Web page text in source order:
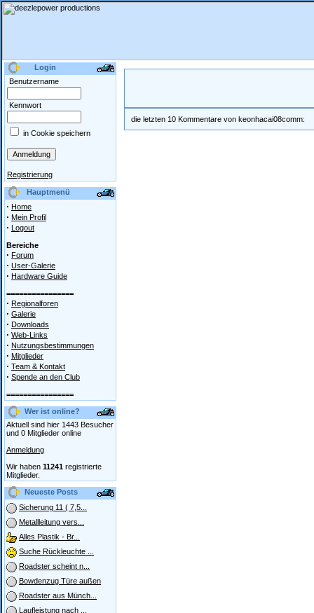
Login
Benutzername
Kennwort
in Cookie speichern
Registrierung
Hauptmenü
· Home
· Mein Profil
· Logout
Bereiche
· Forum
· User-Galerie
· Hardware Guide
================
· Regionalforen
· Galerie
· Downloads
· Web-Links
· Nutzungsbestimmungen
· Mitglieder
· Team & Kontakt
· Spende an den Club
================
Wer ist online?
Aktuell sind hier 1443 Besucher
und 0 Mitglieder online
Anmeldung
Wir haben 11241 registrierte
Mitglieder.
Neueste Posts
Sicherung 11 ( 7,5...
Metallleitung vers...
Alles Plastik - Br...
Suche Rückleuchte ...
Roadster scheint n...
Bowdenzug Türe außen
Roadster aus Münch...
Laufleistung nach ...
die letzten 10 Kommentare von keonhacai08comm: